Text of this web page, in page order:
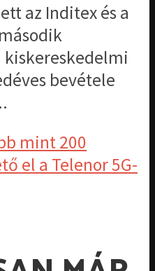
az Inditex és a
bevétele